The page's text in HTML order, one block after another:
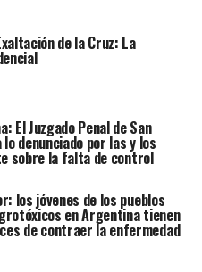
de la Cruz: La
El Juzgado Penal de San
denunciado por las y los
sobre la falta de control
los jóvenes de los pueblos
en Argentina tienen
de contraer la enfermedad